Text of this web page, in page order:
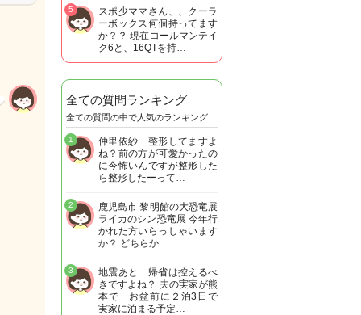
スポ少ママさん、、クーラ
ーボックス何個持ってます
か？？ 現在コールマンテイ
ク6と、16QTを持…
5
全ての質問ランキング
全ての質問の中で人気のランキング
仲里依紗 整形してますよ
ね？前の方が可愛かったの
に今怖いんですが整形した
ら整形したーって…
1
鹿児島市 黎明館の大恐竜展
ライカのシン恐竜展 今年行
かれた方いらっしゃいます
か？ どちらか…
2
地震あと 帰省は控えるべ
きですよね？ 夫の実家が熊
本で お盆前に２泊3日で
実家に泊まる予定…
3